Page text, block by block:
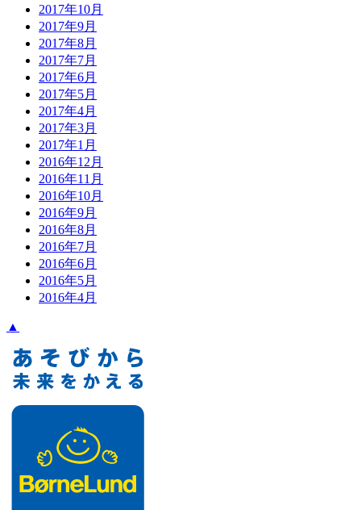
2017年10月
2017年9月
2017年8月
2017年7月
2017年6月
2017年5月
2017年4月
2017年3月
2017年1月
2016年12月
2016年11月
2016年10月
2016年9月
2016年8月
2016年7月
2016年6月
2016年5月
2016年4月
▲